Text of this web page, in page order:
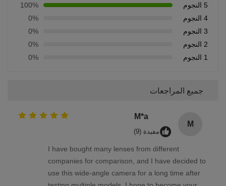
5 النجوم
100%
4 النجوم
0%
3 النجوم
0%
2 النجوم
0%
1 النجوم
0%
جميع المراجعات
M
M*a
مفيدة (9)
I have bought many lenses from different
companies for comparison, and I have decided to
use this wide-angle camera for a long time after